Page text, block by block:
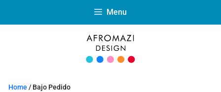
Menu
Home / Bajo Pedido